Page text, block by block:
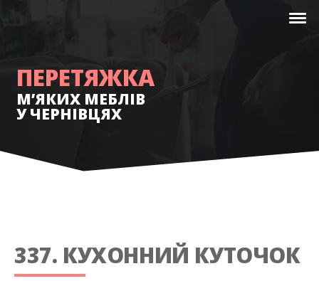
ПЕРЕТЯЖКА
М’ЯКИХ МЕБЛІВ
У ЧЕРНІВЦЯХ
337. КУХОННИЙ КУТОЧОК